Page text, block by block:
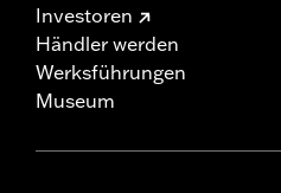
Investoren
Händler werden
Werksführungen
Museum